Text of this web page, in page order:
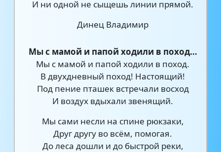
И ни одной не сыщешь линии прямой.
Динец Владимир
Мы с мамой и папой ходили в поход…
Мы с мамой и папой ходили в поход.
В двухдневный поход! Настоящий!
Под пение пташек встречали восход
И воздух вдыхали звенящий.
Мы сами несли на спине рюкзаки,
Друг другу во всём, помогая.
До леса дошли и до быстрой реки,